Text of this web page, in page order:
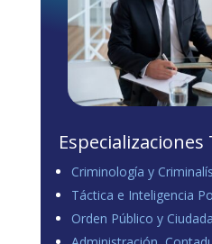
Especializaciones
Criminología y
Táctica e Inteligencia
Orden Público y